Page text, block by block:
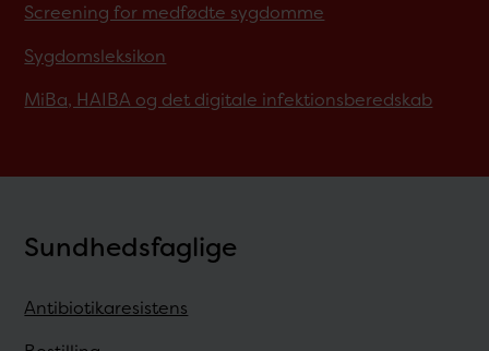
Screening for medfødte sygdomme
Sygdomsleksikon
MiBa, HAIBA og det digitale infektionsberedskab
Sundhedsfaglige
Antibiotikaresistens